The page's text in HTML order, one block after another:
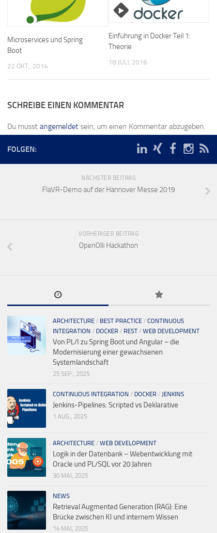
Microservices und Spring
Boot
22 OKT., 2014
Einführung in Docker Teil 1:
Theorie
18 JULI, 2016
SCHREIBE EINEN KOMMENTAR
Du musst angemeldet sein, um einen Kommentar abzugeben.
FOLGEN:
NÄCHSTER BEITRAG
FlaVR-Demo auf der Hannover Messe 2019
VORHERIGER BEITRAG
OpenOlli Hackathon
ARCHITECTURE / BEST PRACTICE / CONTINUOUS
INTEGRATION / DOCKER / REST / WEB DEVELOPMENT
Von PL/I zu Spring Boot und Angular – die
Modernisierung einer gewachsenen
Systemlandschaft
25 SEP., 2025
CONTINUOUS INTEGRATION / DOCKER / JENKINS
Jenkins-Pipelines: Scripted vs Deklarative
1 AUG., 2025
ARCHITECTURE / WEB DEVELOPMENT
Logik in der Datenbank – Webentwicklung mit
Oracle und PL/SQL vor 20 Jahren
30 MAI, 2025
NEWS
Retrieval Augmented Generation (RAG): Eine
Brücke zwischen KI und internem Wissen
14 MAI, 2025